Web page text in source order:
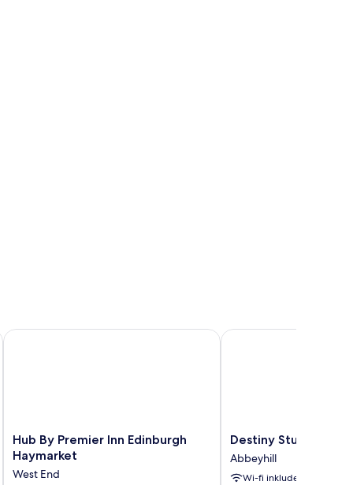
Hub
By
Premier
Inn
Hub By Premier Inn Edinburgh
Haymarket
West End
Hub By Premier Inn Edinburgh Haymarket
Destiny
Student
-
Burnet
Destiny Student -
Abbeyhill
Wi-fi inkludert
Destiny Student -